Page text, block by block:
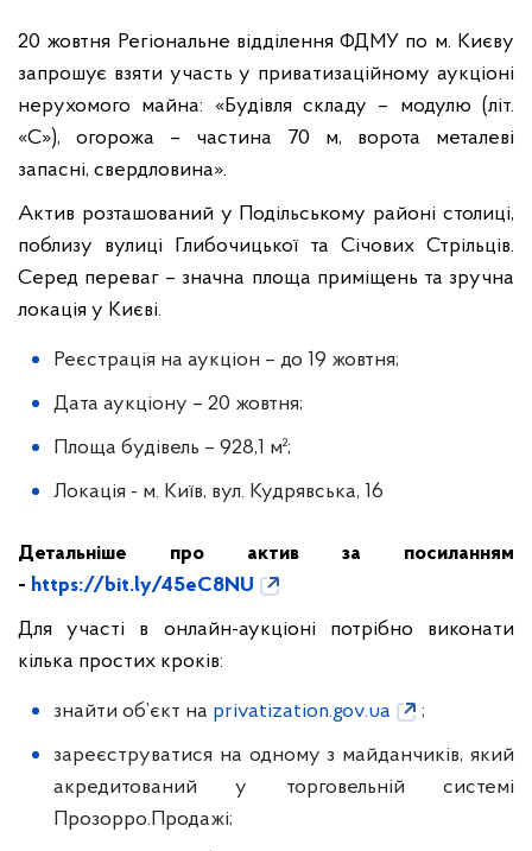
20 жовтня Регіональне відділення ФДМУ по м. Києву
запрошує взяти участь у приватизаційному аукціоні
нерухомого майна: «Будівля складу – модулю (літ.
«С»), огорожа – частина 70 м, ворота металеві
запасні, свердловина».
Актив розташований у Подільському районі столиці,
поблизу вулиці Глибочицької та Січових Стрільців.
Серед переваг – значна площа приміщень та зручна
локація у Києві.
Реєстрація на аукціон – до 19 жовтня;
Дата аукціону – 20 жовтня;
Площа будівель – 928,1 м²;
Локація - м. Київ, вул. Кудрявська, 16
Детальніше про актив за посиланням
- https://bit.ly/45eC8NU
Для участі в онлайн-аукціоні потрібно виконати
кілька простих кроків:
знайти об’єкт на privatization.gov.ua
;
зареєструватися на одному з майданчиків, який
акредитований у торговельній системі
Прозорро.Продажі;